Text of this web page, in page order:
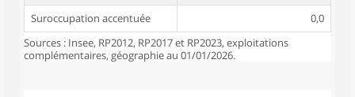
Suroccupation accentuée
0,0
Sources : Insee, RP2012, RP2017 et RP2023, exploitations
complémentaires, géographie au 01/01/2026.